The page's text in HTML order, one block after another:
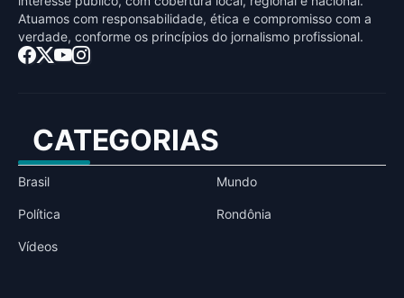
Atuamos com responsabilidade, ética e compromisso com a
verdade, conforme os princípios do jornalismo profissional.
CATEGORIAS
Brasil Mundo
Política Rondônia
Vídeos